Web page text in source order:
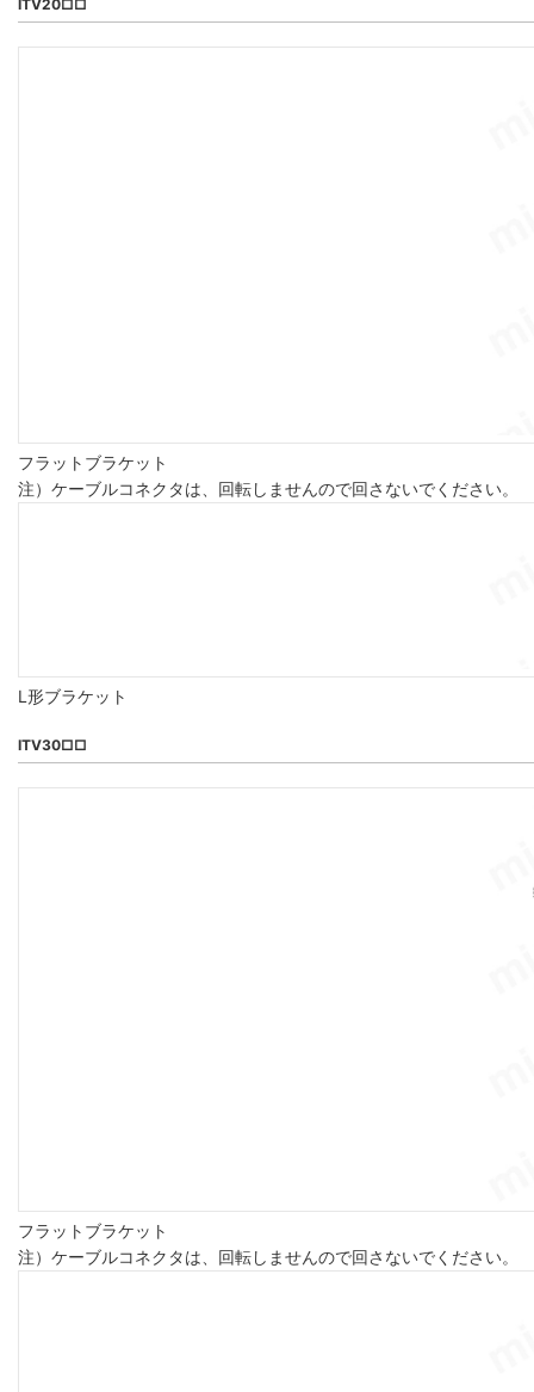
ITV20□□
フラットブラケット
注）ケーブルコネクタは、回転しませんので回さないでください。
L形ブラケット
ITV30□□
フラットブラケット
注）ケーブルコネクタは、回転しませんので回さないでください。